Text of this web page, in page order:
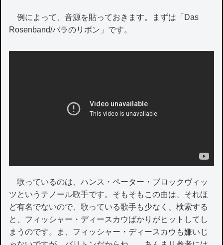
例によって、音源を貼っておきます。まずは「Das
Rosenband/バラのリボン」です。
歌っているのは、ハンス・ペーター・ブロックヴィッ
ツというテノール歌手です。そもそもこの曲は、それほ
ど有名でないので、歌っている歌手も少なく、検索する
と、フィッシャー・ディースカウばかりがヒットしてし
まうのです。ま、フィッシャー・ディースカウも嫌いじ